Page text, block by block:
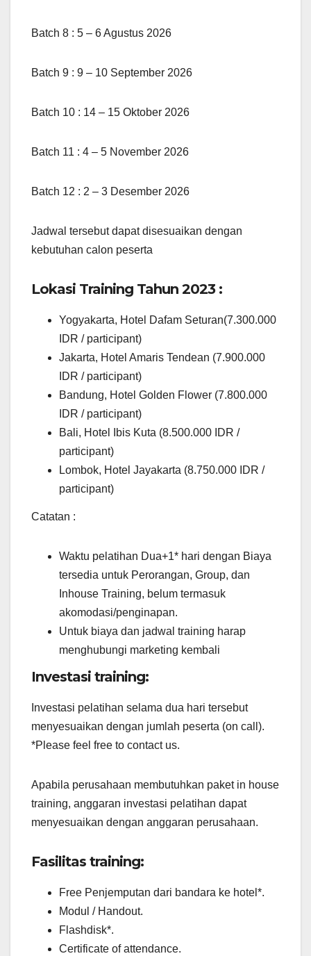
Batch 8 : 5 – 6 Agustus 2026
Batch 9 : 9 – 10 September 2026
Batch 10 : 14 – 15 Oktober 2026
Batch 11 : 4 – 5 November 2026
Batch 12 : 2 – 3 Desember 2026
Jadwal tersebut dapat disesuaikan dengan
kebutuhan calon peserta
Lokasi Training Tahun 2023 :
Yogyakarta, Hotel Dafam Seturan(7.300.000
IDR / participant)
Jakarta, Hotel Amaris Tendean (7.900.000
IDR / participant)
Bandung, Hotel Golden Flower (7.800.000
IDR / participant)
Bali, Hotel Ibis Kuta (8.500.000 IDR /
participant)
Lombok, Hotel Jayakarta (8.750.000 IDR /
participant)
Catatan :
Waktu pelatihan Dua+1* hari dengan Biaya
tersedia untuk Perorangan, Group, dan
Inhouse Training, belum termasuk
akomodasi/penginapan.
Untuk biaya dan jadwal training harap
menghubungi marketing kembali
Investasi training:
Investasi pelatihan selama dua hari tersebut
menyesuaikan dengan jumlah peserta (on call).
*Please feel free to contact us.
Apabila perusahaan membutuhkan paket in house
training, anggaran investasi pelatihan dapat
menyesuaikan dengan anggaran perusahaan.
Fasilitas training:
Free Penjemputan dari bandara ke hotel*.
Modul / Handout.
Flashdisk*.
Certificate of attendance.